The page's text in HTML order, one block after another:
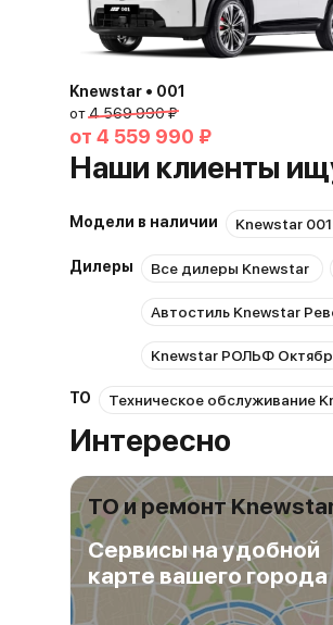
Knewstar • 001
от4 569 990 ₽
от 4 559 990 ₽
Наши клиенты
Модели в наличии Knewstar 001
Дилеры Все дилеры Knewstar
Автостиль Knewstar
Knewstar РОЛЬФ
ТО Техническое обслуживание
Интересно
ТО и ремонт
Сервисы на удобной
карте вашего города